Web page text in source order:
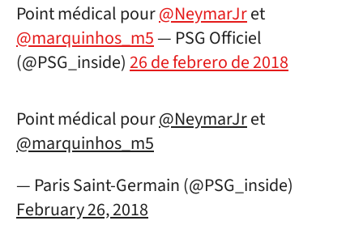
Point médical pour@NeymarJret
@marquinhos_m5— PSG Officiel
(@PSG_inside)26 de febrero de 2018
Point médical pour@NeymarJret
@marquinhos_m5
— Paris Saint-Germain (@PSG_inside)
February 26, 2018